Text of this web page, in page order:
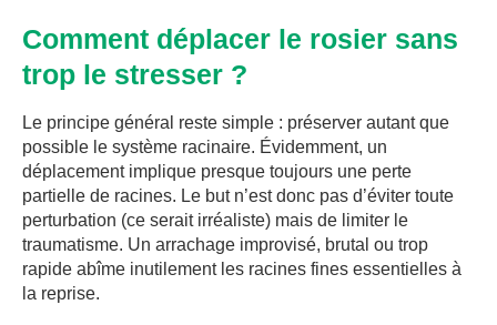
Comment déplacer le rosier sans
trop le stresser ?
Le principe général reste simple : préserver autant que
possible le système racinaire. Évidemment, un
déplacement implique presque toujours une perte
partielle de racines. Le but n’est donc pas d’éviter toute
perturbation (ce serait irréaliste) mais de limiter le
traumatisme. Un arrachage improvisé, brutal ou trop
rapide abîme inutilement les racines fines essentielles à
la reprise.